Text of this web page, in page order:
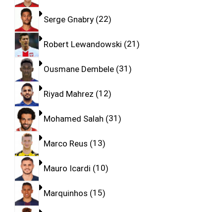
Serge Gnabry 22
Robert Lewandowski 21
Ousmane Dembele 31
Riyad Mahrez 12
Mohamed Salah 31
Marco Reus 13
Mauro Icardi 10
Marquinhos 15